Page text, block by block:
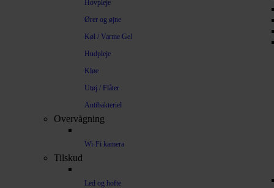
Hovpleje
Ører og øjne
Køl / Varme Gel
Hudpleje
Kløe
Utøj / Flåter
Antibakteriel
Overvågning
Wi-Fi kamera
Tilskud
Led og hofte